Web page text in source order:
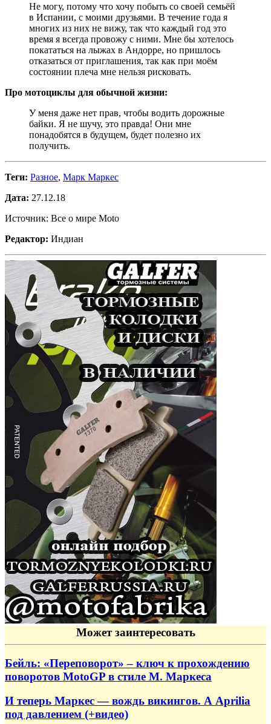
Не могу, потому что хочу побыть со своей семьёй
в Испании, с моими друзьями. В течение года я
многих из них не вижу, так что каждый год это
время я всегда провожу с ними. Мне бы хотелось
покататься на лыжах в Андорре, но пришлось
отказаться от приглашения, так как при моём
состоянии плеча мне нельзя рисковать.
Про мотоциклы для обычной жизни:
У меня даже нет прав, чтобы водить дорожные
байки. Я не шучу, это правда! Они мне
понадобятся в будущем, будет полезно их
получить.
Теги: Разное, Марк Маркес
Дата: 27.12.18
Источник: Все о мире Moto
Редактор: Индиан
Может заинтересовать
Бейль: «Переповорот» – ключ к прохождению
поворотов MotoGP в стиле М. Маркеса
И теперь Маркес — вождь викингов. А Aprilia
под давлением (+видео)